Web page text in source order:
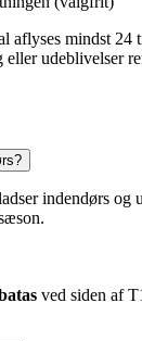
aflyses mindst 24
udeblivelser
indendørs og
ved siden af